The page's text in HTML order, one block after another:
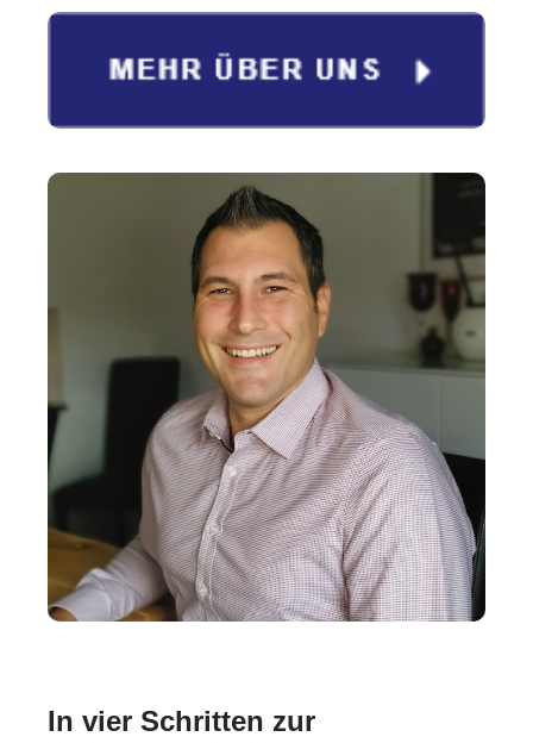
In vier Schritten zur